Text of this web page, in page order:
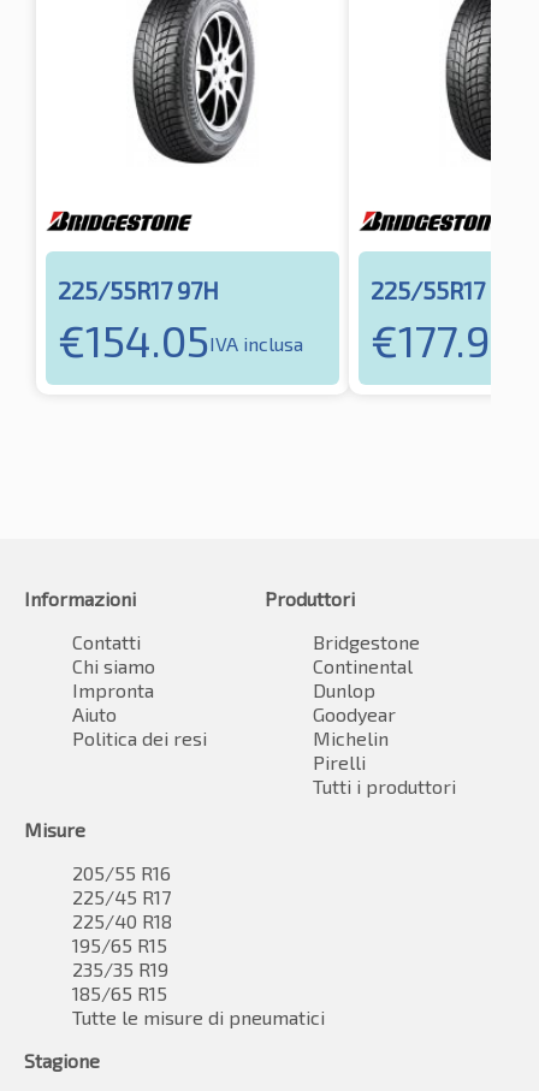
225/55R17 97H
€154.05IVA inclusa
225/55R17 97H
€177.92
Informazioni
Contatti
Chi siamo
Impronta
Aiuto
Politica dei resi
Produttori
Bridgestone
Continental
Dunlop
Goodyear
Michelin
Pirelli
Tutti i produttori
Misure
205/55 R16
225/45 R17
225/40 R18
195/65 R15
235/35 R19
185/65 R15
Tutte le misure di pneumatici
Stagione